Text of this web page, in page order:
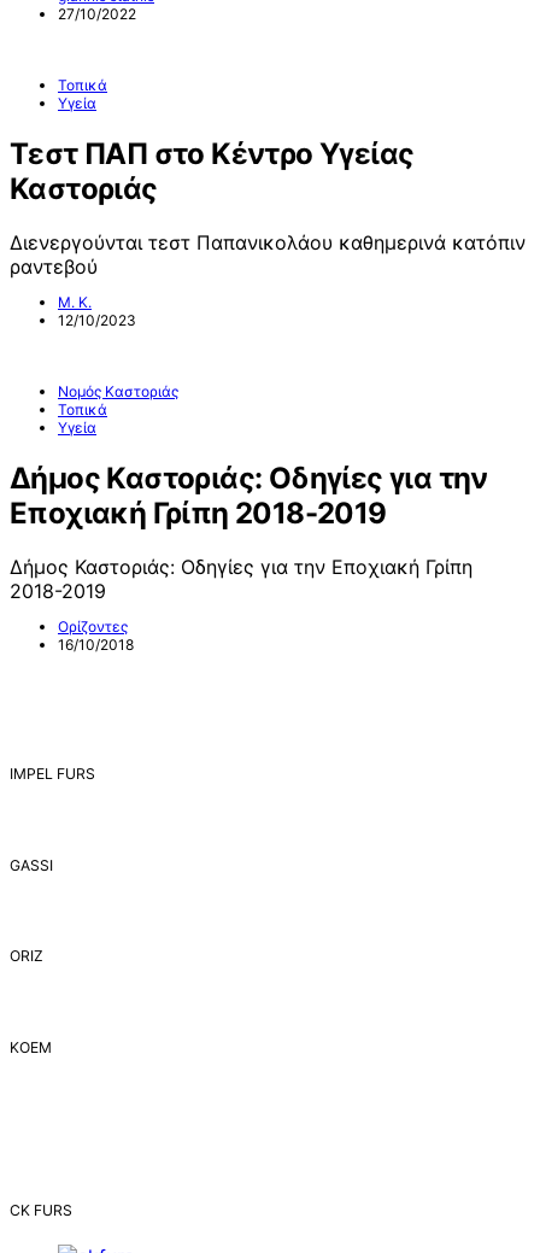
27/10/2022
Τοπικά
Υγεία
Τεστ ΠΑΠ στο Κέντρο Υγείας
Καστοριάς
Διενεργούνται τεστ Παπανικολάου καθημερινά κατόπιν
ραντεβού
Μ. Κ.
12/10/2023
Νομός Καστοριάς
Τοπικά
Υγεία
Δήμος Καστοριάς: Οδηγίες για την
Εποχιακή Γρίπη 2018-2019
Δήμος Καστοριάς: Οδηγίες για την Εποχιακή Γρίπη
2018-2019
Ορίζοντες
16/10/2018
IMPEL FURS
GASSI
ORIZ
ΚΟΕΜ
CK FURS